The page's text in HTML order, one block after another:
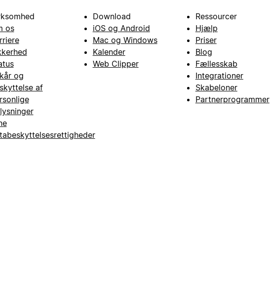
os
og
af
Download
iOS og Android
Mac og Windows
Kalender
Web Clipper
Ressourcer
Hjælp
Priser
Blog
Fællesskab
Integrationer
Skabeloner
Partnerprogrammer